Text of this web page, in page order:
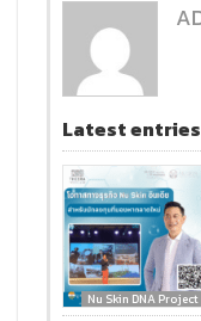
Latest entries
Nu Skin DNA Project